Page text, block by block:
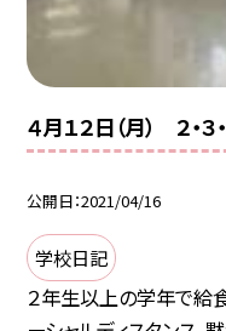
４月１２日（月） ２・３
公開日 2021/04/16
学校日記
２年生以上の学年で給